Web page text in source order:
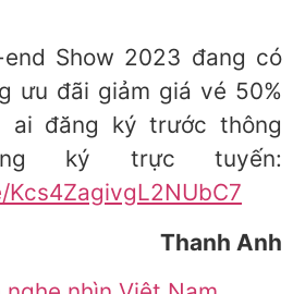
Show 2023 đang có
ưu đãi giảm giá vé 50%
ai đăng ký trước thông
ký trực tuyến:
Thanh Anh